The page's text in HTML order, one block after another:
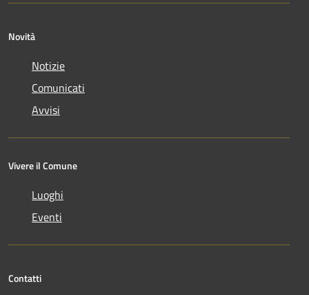
Novità
Notizie
Comunicati
Avvisi
Vivere il Comune
Luoghi
Eventi
Contatti